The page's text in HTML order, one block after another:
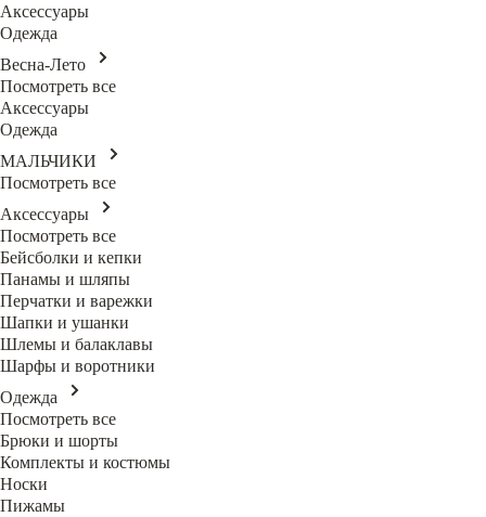
Аксессуары
Одежда
Весна-Лето
Посмотреть все
Аксессуары
Одежда
МАЛЬЧИКИ
Посмотреть все
Аксессуары
Посмотреть все
Бейсболки и кепки
Панамы и шляпы
Перчатки и варежки
Шапки и ушанки
Шлемы и балаклавы
Шарфы и воротники
Одежда
Посмотреть все
Брюки и шорты
Комплекты и костюмы
Носки
Пижамы